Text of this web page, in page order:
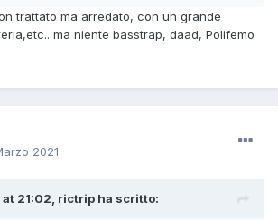
trattato ma arredato, con un grande
ma niente basstrap, daad, Polifemo
2021
21:02, rictrip ha scritto: